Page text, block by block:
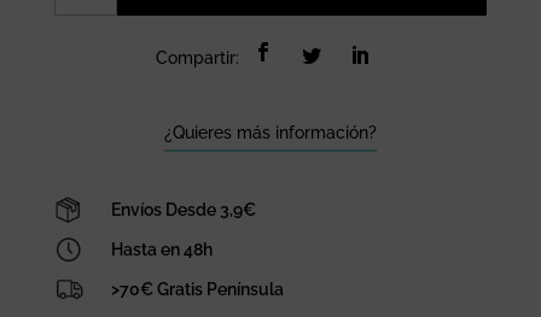
26,50 €.9,99 €.
Compartir:
¿Quieres más información?
Envíos Desde 3,9€
Hasta en 48h
>70€ Gratis Península